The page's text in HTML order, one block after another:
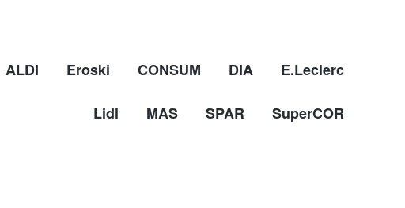
ALDI Eroski CONSUM DIA E.Leclerc
Lidl MAS SPAR SuperCOR